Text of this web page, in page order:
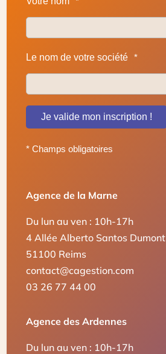
Le nom de votre société *
Je valide mon inscription !
* Champs obligatoires
Agence de la Marne
Du lun au ven : 10h-17h
4 Allée Alberto Santos Dumont
51100 Reims
contact@cagestion.com
03 26 77 44 00
Agence des Ardennes
Du lun au ven : 10h-17h